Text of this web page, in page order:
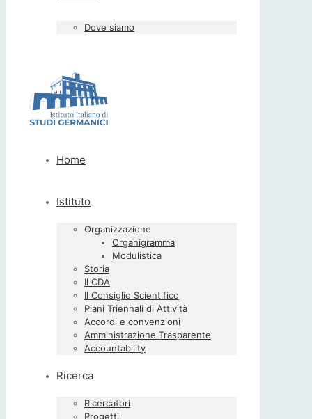
Dove siamo
Home
Istituto
Organizzazione
Organigramma
Modulistica
Storia
Il CDA
Il Consiglio Scientifico
Piani Triennali di Attività
Accordi e convenzioni
Amministrazione Trasparente
Accountability
Ricerca
Ricercatori
Progetti